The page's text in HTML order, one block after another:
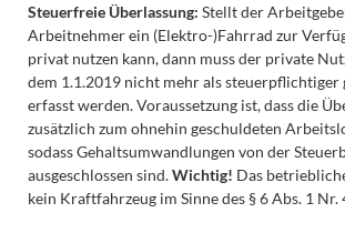
Steuerfreie Überlassung: Stellt der
Arbeitnehmer ein (Elektro-)Fahrrad zur
privat nutzen kann, dann muss der private
dem 1.1.2019 nicht mehr als
erfasst werden. Voraussetzung ist, dass die
zusätzlich zum ohnehin geschuldeten
sodass Gehaltsumwandlungen von der
ausgeschlossen sind.Wichtig! Das
kein Kraftfahrzeug im Sinne des § 6 Abs. 1 Nr.